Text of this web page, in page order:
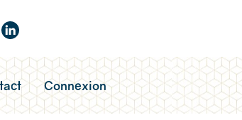
Connexion